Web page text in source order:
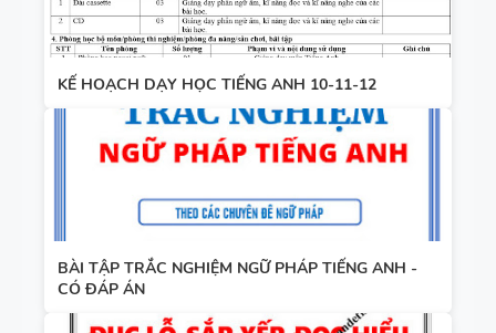
KẾ HOẠCH DẠY HỌC TIẾNG ANH 10-11-12
BÀI TẬP TRẮC NGHIỆM NGỮ PHÁP TIẾNG ANH -
CÓ ĐÁP ÁN